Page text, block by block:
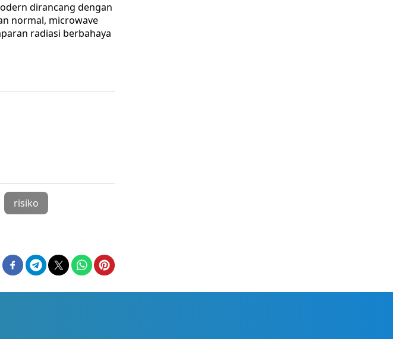
dirancang dengan
normal, microwave
radiasi berbahaya
risiko